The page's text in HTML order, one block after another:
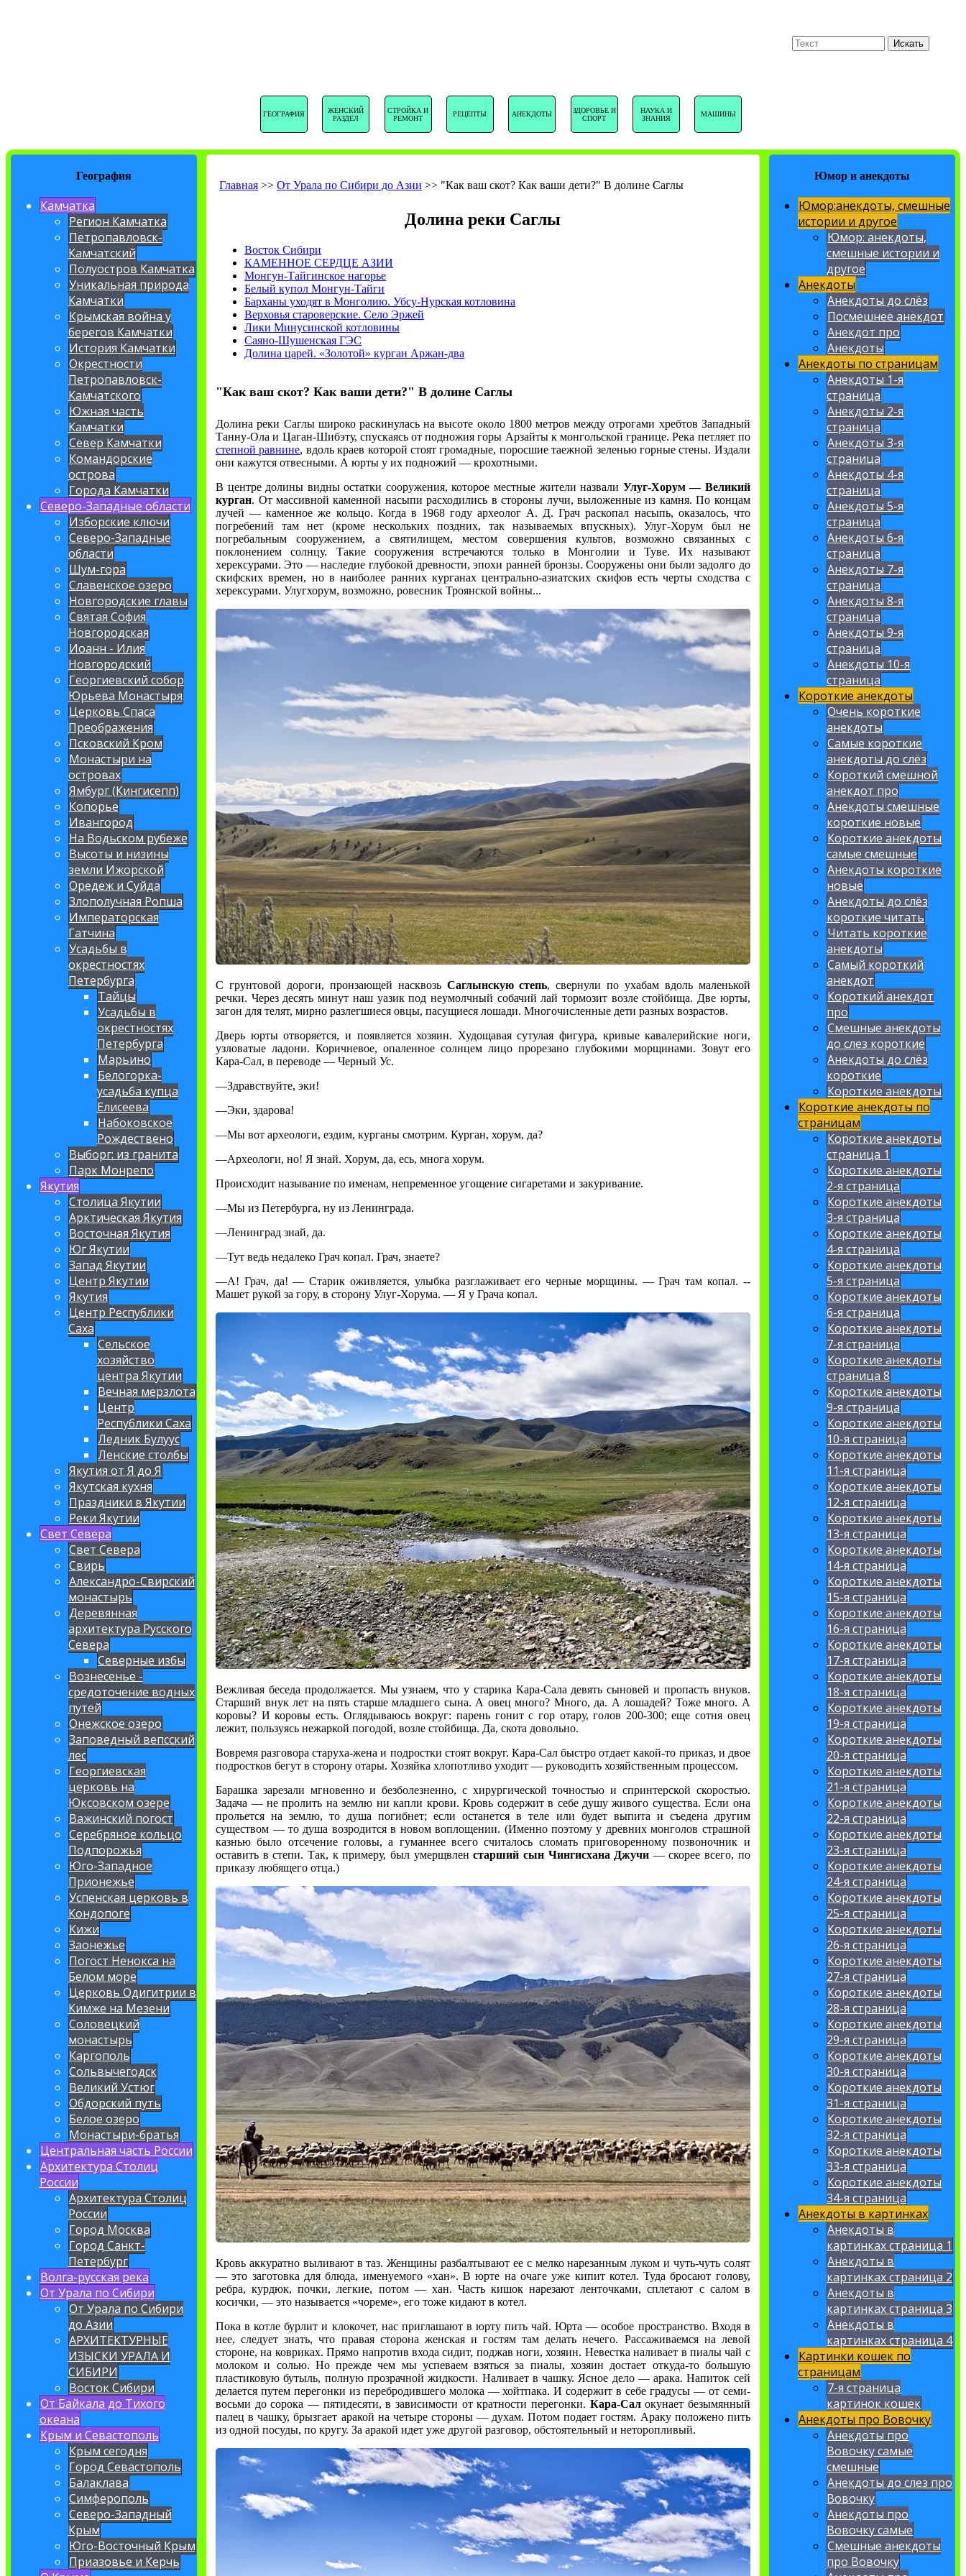
ГЕОГРАФИЯ
ЖЕНСКИЙ
РАЗДЕЛ
СТРОЙКА И
РЕМОНТ
РЕЦЕПТЫ АНЕКДОТЫ
ЗДОРОВЬЕ И
СПОРТ
НАУКА И
ЗНАНИЯ
МАШИНЫ
Искать
География
Камчатка
Регион Камчатка
Петропавловск-
Камчатский
Полуостров Камчатка
Уникальная природа
Камчатки
Крымская война у
берегов Камчатки
История Камчатки
Окрестности
Петропавловск-
Камчатского
Южная часть
Камчатки
Север Камчатки
Командорские
острова
Города Камчатки
Северо-Западные области
Изборские ключи
Северо-Западные
области
Шум-гора
Славенское озеро
Новгородские главы
Святая София
Новгородская
Иоанн - Илия
Новгородский
Георгиевский собор
Юрьева Монастыря
Церковь Спаса
Преображения
Псковский Кром
Монастыри на
островах
Ямбург (Кингисепп)
Копорье
Ивангород
На Водьском рубеже
Высоты и низины
земли Ижорской
Оредеж и Суйда
Злополучная Ропша
Императорская
Гатчина
Усадьбы в
окрестностях
Петербурга
Тайцы
Усадьбы в
окрестностях
Петербурга
Марьино
Белогорка-
усадьба купца
Елисеева
Набоковское
Рождествено
Выборг: из гранита
Парк Монрепо
Якутия
Столица Якутии
Арктическая Якутия
Восточная Якутия
Юг Якутии
Запад Якутии
Центр Якутии
Якутия
Центр Республики
Саха
Сельское
хозяйство
центра Якутии
Вечная мерзлота
Центр
Республики Саха
Ледник Булуус
Ленские столбы
Якутия от Я до Я
Якутская кухня
Праздники в Якутии
Реки Якутии
Свет Севера
Свет Севера
Свирь
Александро-Свирский
монастырь
Деревянная
архитектура Русского
Севера
Северные избы
Вознесенье -
средоточение водных
путей
Онежское озеро
Заповедный вепсский
лес
Георгиевская
церковь на
Юксовском озере
Важинский погост
Серебряное кольцо
Подпорожья
Юго-Западное
Прионежье
Успенская церковь в
Кондопоге
Кижи
Заонежье
Погост Ненокса на
Белом море
Церковь Одигитрии в
Кимже на Мезени
Соловецкий
монастырь
Каргополь
Сольвычегодск
Великий Устюг
Обдорский путь
Белое озеро
Монастыри-братья
Центральная часть России
Архитектура Столиц
России
Архитектура Столиц
России
Город Москва
Город Санкт-
Петербург
Волга-русская река
От Урала по Сибири
От Урала по Сибири
до Азии
АРХИТЕКТУРНЫЕ
ИЗЫСКИ УРАЛА И
СИБИРИ
Восток Сибири
От Байкала до Тихого
океана
Крым и Севастополь
Крым сегодня
Город Севастополь
Балаклава
Симферополь
Северо-Западный
Крым
Юго-Восточный Крым
Приазовье и Керчь
Главная >>От Урала по Сибири до Азии >> "Как ваш скот? Как ваши дети?" В долине Саглы
Долина реки Саглы
Восток Сибири
КАМЕННОЕ СЕРДЦЕ АЗИИ
Монгун-Тайгинское нагорье
Белый купол Монгун-Тайги
Барханы уходят в Монголию. Убсу-Нурская котловина
Верховья староверские. Село Эржей
Лики Минусинской котловины
Саяно-Шушенская ГЭС
Долина царей. «Золотой» курган Аржан-два
"Как ваш скот? Какваши дети?" В долине Саглы
Долина реки Саглы широко раскинулась на высоте около 1800 метров между отрогами хребтов Западный
Танну-Ола и Цаган-Шибэту, спускаясь от подножия горы Арзайты к монгольской границе. Река петляет по
степной равнине, вдоль краев которой стоят громадные, поросшие таежной зеленью горные стены. Издали
они кажутся отвесными. А юрты у их подножий — крохотными.
В центре долины видны остатки сооружения, которое местные жители назвали Улуг-Хорум — Великий
курган. От массивной каменной насыпи расходились в стороны лучи, выложенные из камня. По концам
лучей — каменное же кольцо. Когда в 1968 году археолог А. Д. Грач раскопал насыпь, оказалось, что
погребений там нет (кроме нескольких поздних, так называемых впускных). Улуг-Хорум был не
погребальным сооружением, а святилищем, местом совершения культов, возможно связанных с
поклонением солнцу. Такие сооружения встречаются только в Монголии и Туве. Их называют
херексурами. Это — наследие глубокой древности, эпохи ранней бронзы. Сооружены они были задолго до
скифских времен, но в наиболее ранних курганах центрально-азиатских скифов есть черты сходства с
херексурами. Улугхорум, возможно, ровесник Троянской войны...
С грунтовой дороги, пронзающей насквозь Саглынскую степь, свернули по ухабам вдоль маленькой
речки. Через десять минут наш уазик под неумолчный собачий лай тормозит возле стойбища. Две юрты,
загон для телят, мирно разлегшиеся овцы, пасущиеся лошади. Многочисленные дети разных возрастов.
Дверь юрты отворяется, и появляется хозяин. Худощавая сутулая фигура, кривые кавалерийские ноги,
узловатые ладони. Коричневое, опаленное солнцем лицо прорезано глубокими морщинами. Зовут его
Кара-Сал, в переводе — Черный Ус.
—Здравствуйте, эки!
—Эки, здарова!
—Мы вот археологи, ездим, курганы смотрим. Курган, хорум, да?
—Археологи, но! Я знай. Хорум, да, есь, многа хорум.
Происходит называние по именам, непременное угощение сигаретами и закуривание.
—Мы из Петербурга, ну из Ленинграда.
—Ленинград знай, да.
—Тут ведь недалеко Грач копал. Грач, знаете?
—А! Грач, да! — Старик оживляется, улыбка разглаживает его черные морщины. — Грач там копал. --
Машет рукой за гору, в сторону Улуг-Хорума. — Я у Грача копал.
Вежливая беседа продолжается. Мы узнаем, что у старика Кара-Сала девять сыновей и пропасть внуков.
Старший внук лет на пять старше младшего сына. А овец много? Много, да. А лошадей? Тоже много. А
коровы? И коровы есть. Оглядываюсь вокруг: парень гонит с гор отару, голов 200-300; еще сотня овец
лежит, пользуясь нежаркой погодой, возле стойбища. Да, скота довольно.
Вовремя разговора старуха-жена и подростки стоят вокруг. Кара-Сал быстро отдает какой-то приказ, и двое
подростков бегут в сторону отары. Хозяйка хлопотливо уходит — руководить хозяйственным процессом.
Барашка зарезали мгновенно и безболезненно, с хирургической точностью и спринтерской скоростью.
Задача — не пролить на землю ни капли крови. Кровь содержит в себе душу живого существа. Если она
прольется на землю, то душа погибнет; если останется в теле или будет выпита и съедена другим
существом — то душа возродится в новом воплощении. (Именно поэтому у древних монголов страшной
казнью было отсечение головы, а гуманнее всего считалось сломать приговоренному позвоночник и
оставить в степи. Так, к примеру, был умерщвленстарший сын Чингисхана Джучи — скорее всего, по
приказу любящего отца.)
Кровь аккуратно выливают в таз. Женщины разбалтывают ее с мелко нарезанным луком и чуть-чуть солят
— это заготовка для блюда, именуемого «хан». В юрте на очаге уже кипит котел. Туда бросают голову,
ребра, курдюк, почки, легкие, потом — хан. Часть кишок нарезают ленточками, сплетают с салом в
косички, — это называется «чореме», его тоже кидают в котел.
Пока в котле бурлит и клокочет, нас приглашают в юрту пить чай. Юрта — особое пространство. Входя в
нее, следует знать, что правая сторона женская и гостям там делать нечего. Рассаживаемся на левой
стороне, на ковриках. Прямо напротив входа сидит, поджав ноги, хозяин. Невестка наливает в пиалы чай с
молоком и солью. Но прежде чем мы успеваем взяться за пиалы, хозяин достает откуда-то большую
пластиковую бутыль, полную прозрачной жидкости. Наливает в чашку. Ясное дело — арака. Напиток сей
делается путем перегонки из перебродившего молока — хойтпака. И содержит в себе градусы — от семи-
восьми до сорока — пятидесяти, в зависимости от кратности перегонки. Кара-Салокунает безымянный
палец в чашку, брызгает аракой на четыре стороны — духам. Потом подает гостям. Араку положено пить
из одной посуды, по кругу. За аракой идет уже другой разговор, обстоятельный и неторопливый.
Юмор и анекдоты
Юмор:анекдоты, смешные
истории и другое
Юмор: анекдоты,
смешные истории и
другое
Анекдоты
Анекдоты до слёз
Посмешнее анекдот
Анекдот про
Анекдоты
Анекдоты по страницам
Анекдоты 1-я
страница
Анекдоты 2-я
страница
Анекдоты 3-я
страница
Анекдоты 4-я
страница
Анекдоты 5-я
страница
Анекдоты 6-я
страница
Анекдоты 7-я
страница
Анекдоты 8-я
страница
Анекдоты 9-я
страница
Анекдоты 10-я
страница
Короткие анекдоты
Очень короткие
анекдоты
Самые короткие
анекдоты до слёз
Короткий смешной
анекдот про
Анекдоты смешные
короткие новые
Короткие анекдоты
самые смешные
Анекдоты короткие
новые
Анекдоты до слёз
короткие читать
Читать короткие
анекдоты
Самый короткий
анекдот
Короткий анекдот
про
Смешные анекдоты
до слез короткие
Анекдоты до слёз
короткие
Короткие анекдоты
Короткие анекдоты по
страницам
Короткие анекдоты
страница 1
Короткие анекдоты
2-я страница
Короткие анекдоты
3-я страница
Короткие анекдоты
4-я страница
Короткие анекдоты
5-я страница
Короткие анекдоты
6-я страница
Короткие анекдоты
7-я страница
Короткие анекдоты
страница 8
Короткие анекдоты
9-я страница
Короткие анекдоты
10-я страница
Короткие анекдоты
11-я страница
Короткие анекдоты
12-я страница
Короткие анекдоты
13-я страница
Короткие анекдоты
14-я страница
Короткие анекдоты
15-я страница
Короткие анекдоты
16-я страница
Короткие анекдоты
17-я страница
Короткие анекдоты
18-я страница
Короткие анекдоты
19-я страница
Короткие анекдоты
20-я страница
Короткие анекдоты
21-я страница
Короткие анекдоты
22-я страница
Короткие анекдоты
23-я страница
Короткие анекдоты
24-я страница
Короткие анекдоты
25-я страница
Короткие анекдоты
26-я страница
Короткие анекдоты
27-я страница
Короткие анекдоты
28-я страница
Короткие анекдоты
29-я страница
Короткие анекдоты
30-я страница
Короткие анекдоты
31-я страница
Короткие анекдоты
32-я страница
Короткие анекдоты
33-я страница
Короткие анекдоты
34-я страница
Анекдоты в картинках
Анекдоты в
картинках страница 1
Анекдоты в
картинках страница 2
Анекдоты в
картинках страница 3
Анекдоты в
картинках страница 4
Картинки кошек по
страницам
7-я страница
картинок кошек
Анекдоты про Вовочку
Анекдоты про
Вовочку самые
смешные
Анекдоты до слез про
Вовочку
Анекдоты про
Вовочку самые
Смешные анекдоты
про Вовочку